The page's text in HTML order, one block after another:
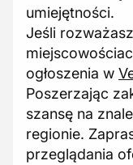
umiejętności.
Jeśli
ogłoszenia w
Poszerzając
szansę na
regionie.
przeglądania